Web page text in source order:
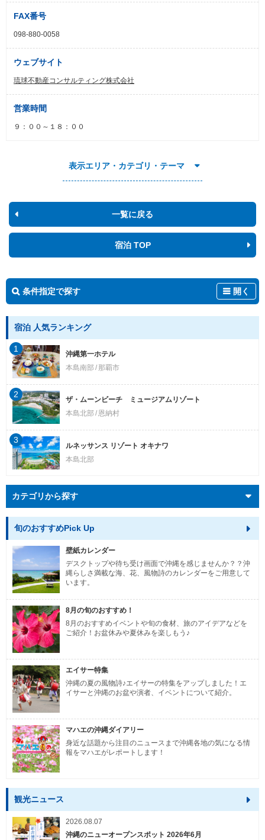
FAX番号
098-880-0058
ウェブサイト
琉球不動産コンサルティング株式会社
営業時間
９：００～１８：００
表示エリア・カテゴリ・テーマ
一覧に戻る
宿泊 TOP
条件指定で探す 開く
宿泊 人気ランキング
沖縄第一ホテル
本島南部
那覇市
1
ザ・ムーンビーチ ミュージアムリゾート
本島北部 恩納村
2
ルネッサンス リゾート オキナワ
本島北部
3
カテゴリから探す
旬のおすすめPick Up
壁紙カレンダー
デスクトップや待ち受け画面で沖縄を感じませんか？？沖
縄らしさ満載な海、花、風物詩のカレンダーをご用意して
います。
8月の旬のおすすめ！
8月のおすすめイベントや旬の食材、旅のアイデアなどを
ご紹介！お盆休みや夏休みを楽しもう♪
エイサー特集
沖縄の夏の風物詩♪エイサーの特集をアップしました！エ
イサーと沖縄のお盆や演者、イベントについて紹介。
マハエの沖縄ダイアリー
身近な話題から注目のニュースまで沖縄各地の気になる情
報をマハエがレポートします！
観光ニュース
2026.08.07
沖縄のニューオープンスポット 2026年6月